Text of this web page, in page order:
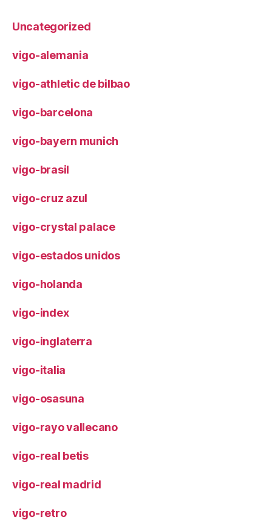
Uncategorized
vigo-alemania
vigo-athletic de bilbao
vigo-barcelona
vigo-bayern munich
vigo-brasil
vigo-cruz azul
vigo-crystal palace
vigo-estados unidos
vigo-holanda
vigo-index
vigo-inglaterra
vigo-italia
vigo-osasuna
vigo-rayo vallecano
vigo-real betis
vigo-real madrid
vigo-retro